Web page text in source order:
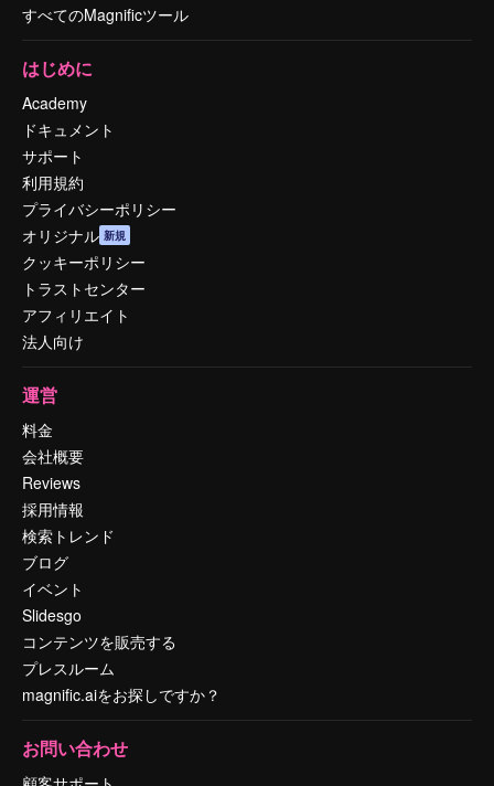
すべてのMagnificツール
はじめに
Academy
ドキュメント
サポート
利用規約
プライバシーポリシー
オリジナル 新規
クッキーポリシー
トラストセンター
アフィリエイト
法人向け
運営
料金
会社概要
Reviews
採用情報
検索トレンド
ブログ
イベント
Slidesgo
コンテンツを販売する
プレスルーム
magnific.aiをお探しですか？
お問い合わせ